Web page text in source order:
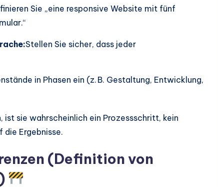
Sie „eine responsive Website mit fünf
Stellen Sie sicher, dass jeder
in Phasen ein (z. B. Gestaltung, Entwicklung,
sie wahrscheinlich ein Prozessschritt, kein
die Ergebnisse.
(Definition von